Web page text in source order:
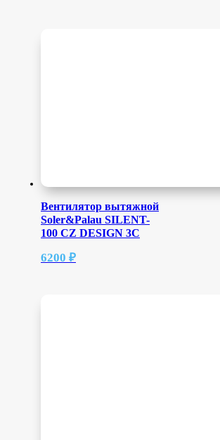
Вентилятор вытяжной
Soler&Palau SILENT-
100 CZ DESIGN 3C
6200 ₽